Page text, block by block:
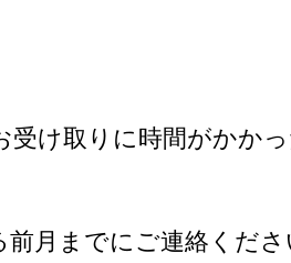
け取りに時間がかか
月までにご連絡くだ